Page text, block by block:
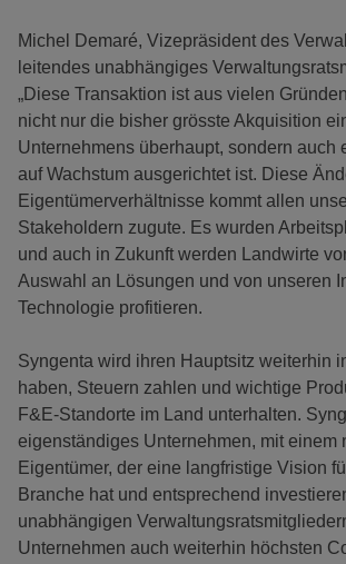
Michel Demaré, Vizepräsident des
leitendes unabhängiges
„Diese Transaktion ist aus vielen
nicht nur die bisher grösste Akquisition
Unternehmens überhaupt, sondern auch
auf Wachstum ausgerichtet ist. Diese
Eigentümerverhältnisse kommt allen
Stakeholdern zugute. Es wurden
und auch in Zukunft werden Landwirte
Auswahl an Lösungen und von unseren
Technologie profitieren.
Syngenta wird ihren Hauptsitz weiterhin
haben, Steuern zahlen und wichtige
F&E-Standorte im Land unterhalten.
eigenständiges Unternehmen, mit einem
Eigentümer, der eine langfristige Vision
Branche hat und entsprechend
unabhängigen
Unternehmen auch weiterhin höchsten